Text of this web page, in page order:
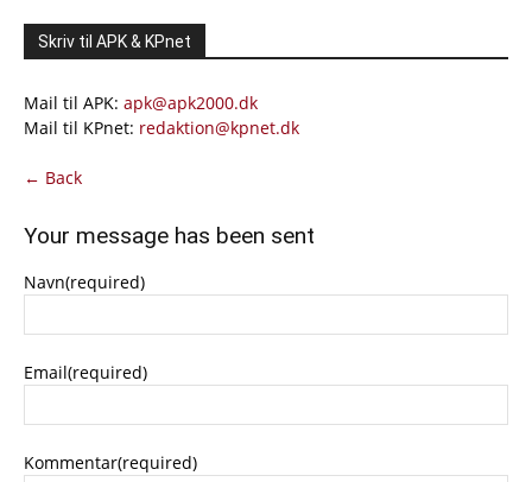
Skriv til APK & KPnet
Mail til APK: apk@apk2000.dk
Mail til KPnet: redaktion@kpnet.dk
← Back
Your message has been sent
Navn(required)
Email(required)
Kommentar(required)